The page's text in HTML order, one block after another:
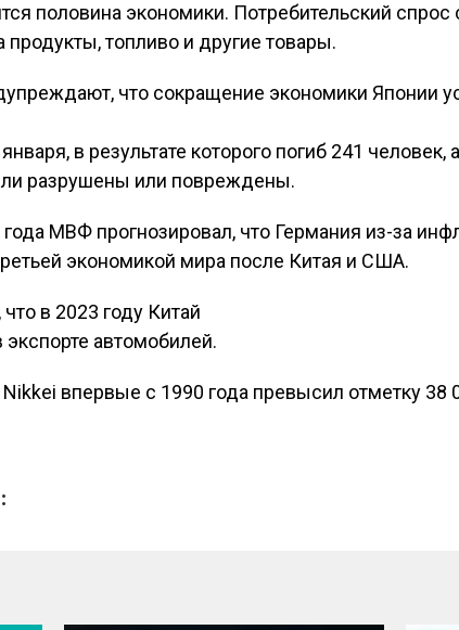
половина экономики. Потребительский спрос
продукты, топливо и другие товары.
что сокращение экономики Японии
в результате которого погиб 241 человек,
разрушены или повреждены.
МВФ прогнозировал, что Германия из-за
экономикой мира после Китая и США.
в 2023 году Китай
автомобилей.
впервые с 1990 года превысил отметку 38